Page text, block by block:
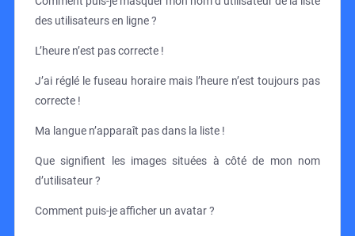
des utilisateurs en ligne ?
L’heure n’est pas correcte !
J’ai réglé le fuseau horaire mais l’heure n’est toujours pas
correcte !
Ma langue n’apparaît pas dans la liste !
Que signifient les images situées à côté de mon nom
d’utilisateur ?
Comment puis-je afficher un avatar ?